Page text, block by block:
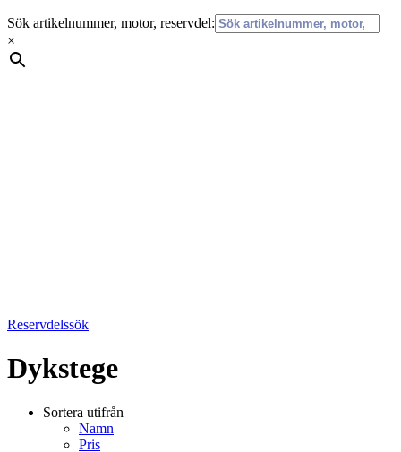
Sök artikelnummer, motor, reservdel:
×
Reservdelssök
Dykstege
Sortera utifrån
Namn
Pris